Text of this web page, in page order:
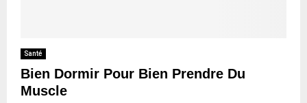
Santé
Bien Dormir Pour Bien Prendre Du
Muscle